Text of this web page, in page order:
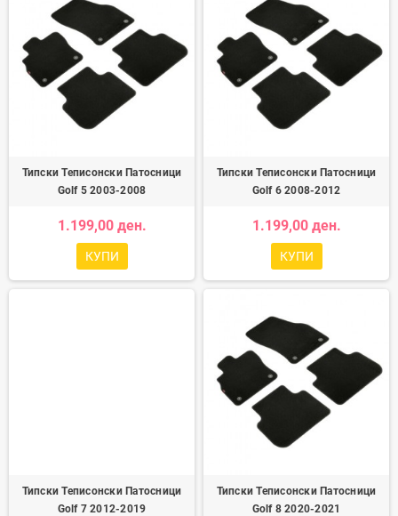
Типски Теписонски Патосници
Golf 5 2003-2008
1.199,00 ден.
КУПИ
Типски Теписонски Патосници
Golf 6 2008-2012
1.199,00 ден.
КУПИ
Типски Теписонски Патосници
Golf 7 2012-2019
Типски Теписонски Патосници
Golf 8 2020-2021